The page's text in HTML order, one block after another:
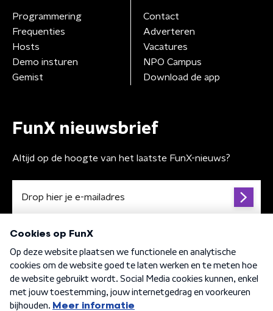
Programmering
Frequenties
Hosts
Demo insturen
Gemist
Contact
Adverteren
Vacatures
NPO Campus
Download de app
FunX nieuwsbrief
Altijd op de hoogte van het laatste FunX-nieuws?
Algemene voorwaarden Privacybeleid